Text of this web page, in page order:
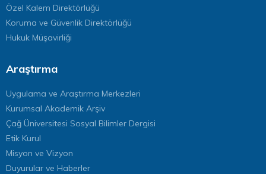
Özel Kalem Direktörlüğü
Koruma ve Güvenlik Direktörlüğü
Hukuk Müşavirliği
Araştırma
Uygulama ve Araştırma Merkezleri
Kurumsal Akademik Arşiv
Çağ Üniversitesi Sosyal Bilimler Dergisi
Etik Kurul
Misyon ve Vizyon
Duyurular ve Haberler